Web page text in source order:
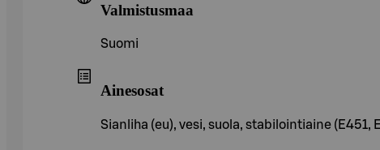
Valmistusmaa
Suomi
Ainesosat
Sianliha (eu), vesi, suola, stabilointiaine